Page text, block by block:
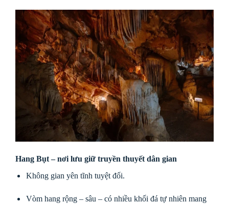
Hang Bụt – nơi lưu giữ truyền thuyết dân gian
Không gian yên tĩnh tuyệt đối.
Vòm hang rộng – sâu – có nhiều khối đá tự nhiên mang